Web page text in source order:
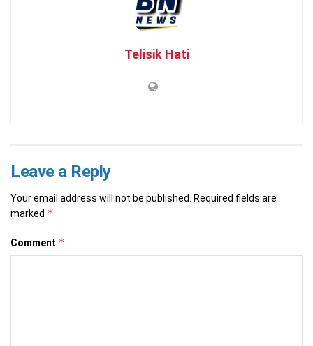
Telisik Hati
Leave a Reply
Your email address will not be published.
Required fields are
marked *
Comment *